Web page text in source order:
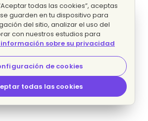
todas las cookies”, aceptas
guarden en tu dispositivo para
del sitio, analizar el uso del
con nuestros estudios para
información sobre su privacidad
de cookies
todas las cookies